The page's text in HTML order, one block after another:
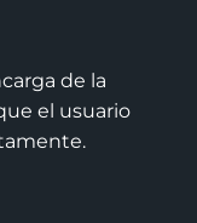
de la
el usuario